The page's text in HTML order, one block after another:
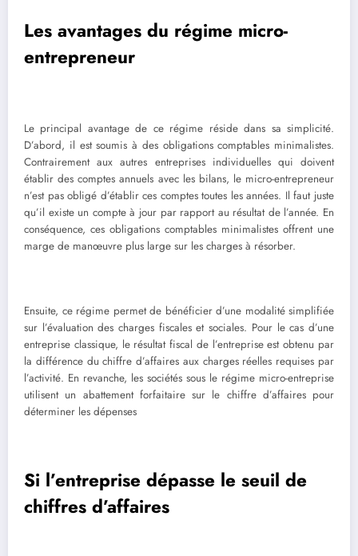
Les avantages du régime micro-
entrepreneur
Le principal avantage de ce régime réside dans sa simplicité.
D’abord, il est soumis à des obligations comptables minimalistes.
Contrairement aux autres entreprises individuelles qui doivent
établir des comptes annuels avec les bilans, le micro-entrepreneur
n’est pas obligé d’établir ces comptes toutes les années. Il faut juste
qu’il existe un compte à jour par rapport au résultat de l’année. En
conséquence, ces obligations comptables minimalistes offrent une
marge de manœuvre plus large sur les charges à résorber.
Ensuite, ce régime permet de bénéficier d’une modalité simplifiée
sur l’évaluation des charges fiscales et sociales. Pour le cas d’une
entreprise classique, le résultat fiscal de l’entreprise est obtenu par
la différence du chiffre d’affaires aux charges réelles requises par
l’activité. En revanche, les sociétés sous le régime micro-entreprise
utilisent un abattement forfaitaire sur le chiffre d’affaires pour
déterminer les dépenses
Si l’entreprise dépasse le seuil de
chiffres d’affaires